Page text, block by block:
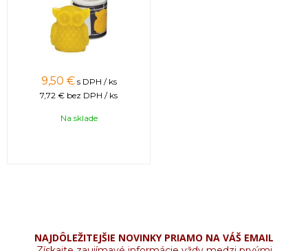
9,50 € s DPH / ks
7,72 € bez DPH / ks
Na sklade
NAJDÔLEŽITEJŠIE NOVINKY PRIAMO NA VÁŠ EMAIL